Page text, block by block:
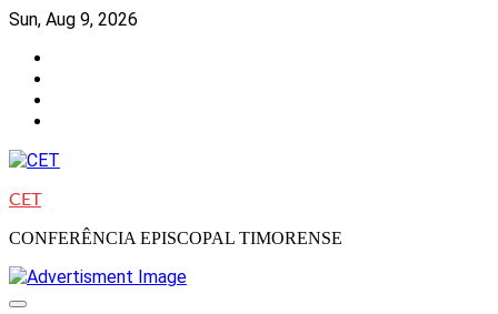
Skip
content
Sun, Aug 9, 2026
CET
CONFERÊNCIA EPISCOPAL TIMORENSE